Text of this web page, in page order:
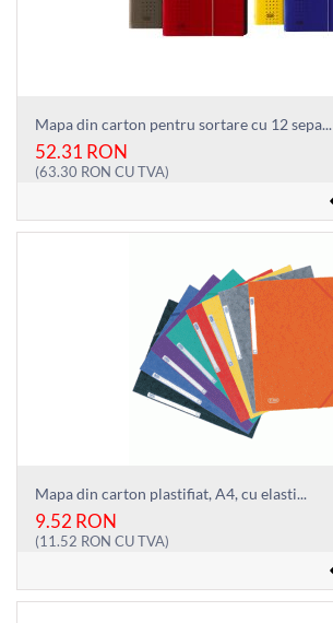
Mapa din carton pentru sortare cu 12 sepa...
52.31 RON
(63.30 RON CU TVA)
Mapa din carton plastifiat, A4, cu elasti...
9.52 RON
(11.52 RON CU TVA)